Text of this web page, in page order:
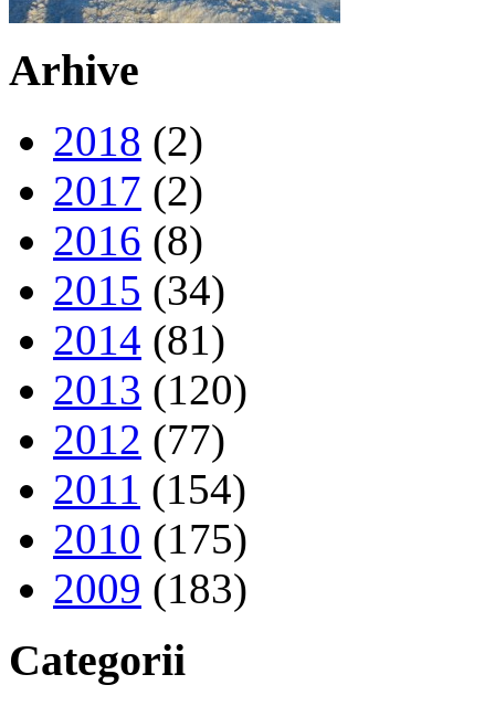
Arhive
2018 (2)
2017 (2)
2016 (8)
2015 (34)
2014 (81)
2013 (120)
2012 (77)
2011 (154)
2010 (175)
2009 (183)
Categorii